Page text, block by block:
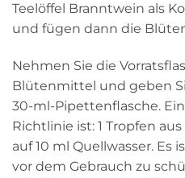
Teelöffel Branntwein als
und fügen dann die
Nehmen Sie die
Blütenmittel und geben
30-ml-Pipettenflasche.
Richtlinie ist: 1 Tropfen
auf 10 ml Quellwasser. Es
vor dem Gebrauch zu